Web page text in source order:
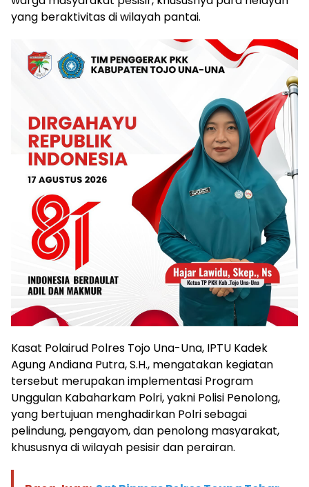
yang beraktivitas di wilayah pantai.
Kasat Polairud Polres Tojo Una-Una, IPTU Kadek
Agung Andiana Putra, S.H., mengatakan kegiatan
tersebut merupakan implementasi Program
Unggulan Kabaharkam Polri, yakni Polisi Penolong,
yang bertujuan menghadirkan Polri sebagai
pelindung, pengayom, dan penolong masyarakat,
khususnya di wilayah pesisir dan perairan.